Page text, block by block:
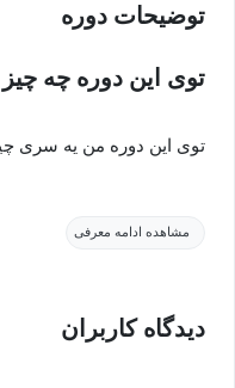
توضیحات دوره
توی این دوره چه
توی این دوره من یه سری
HTML چیه؟
مشاهده ادامه معرفی
دیدگاه کاربران